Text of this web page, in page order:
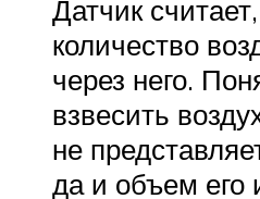
Датчик
количество
через него.
взвесить
не
да и объем его